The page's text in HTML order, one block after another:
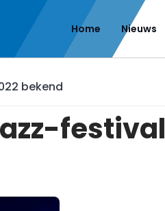
Home Nieuws
bekend